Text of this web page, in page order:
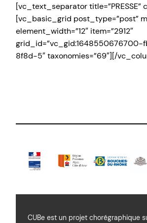
[vc_text_separator title=”PRESSE”
[vc_basic_grid post_type=”post”
element_width=”12″ item=”2912″
8f8d-5″ taxonomies=”69″][/
CUBe est un projet chorégraphique